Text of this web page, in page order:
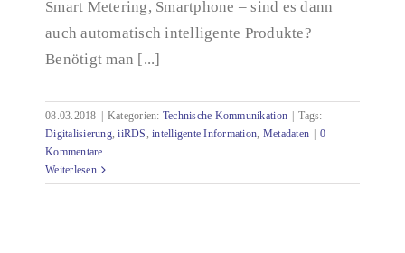
Smart Metering, Smartphone – sind es dann
auch automatisch intelligente Produkte?
Benötigt man [...]
08.03.2018 Kategorien: Technische Kommunikation
Tags:
Digitalisierung,iiRDS,intelligente Information, Metadaten
0
Kommentare
Weiterlesen